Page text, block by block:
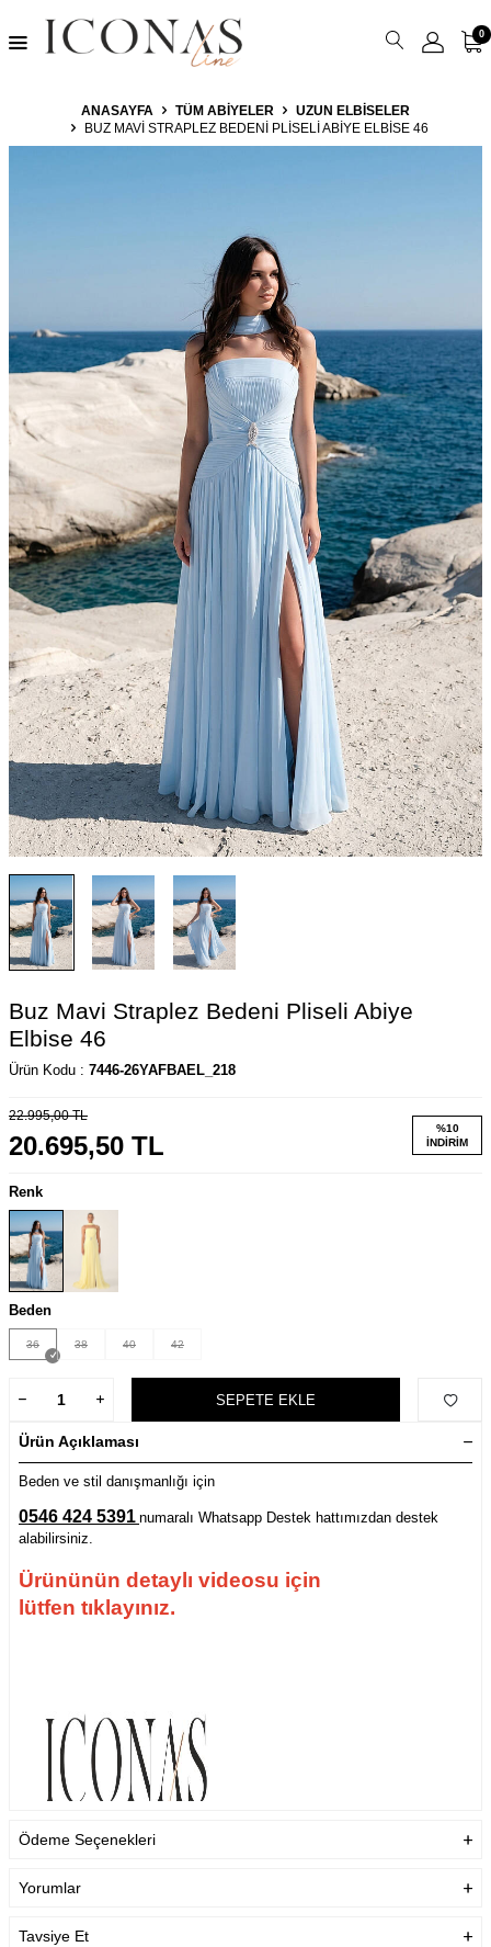
0
ANASAYFA TÜM ABIYELER
UZUN ELBISELER
BUZ MAVI STRAPLEZ BEDENI PLISELI ABIYE ELBISE 46
Buz Mavi Straplez Bedeni Pliseli Abiye
Elbise 46
Ürün Kodu : 7446-26YAFBAEL_218
22.995,00TL
20.695,50 TL
%10
İNDIRIM
Renk
Beden
36 38 40 42
SEPETE EKLE
Ürün Açıklaması
Beden ve stil danışmanlığı için
0546 424 5391 numaralı Whatsapp Destek hattımızdan destek
alabilirsiniz.
Ürününün detaylı videosu için
lütfen tıklayınız.
Ödeme Seçenekleri
Yorumlar
Tavsiye Et